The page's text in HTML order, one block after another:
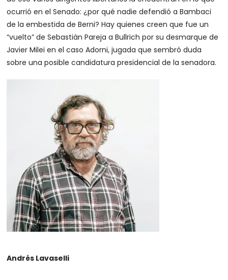
ocurrió en el Senado: ¿por qué nadie defendió a Bambaci
de la embestida de Berni? Hay quienes creen que fue un
“vuelto” de Sebastián Pareja a Bullrich por su desmarque de
Javier Milei en el caso Adorni, jugada que sembró duda
sobre una posible candidatura presidencial de la senadora.
Andrés Lavaselli